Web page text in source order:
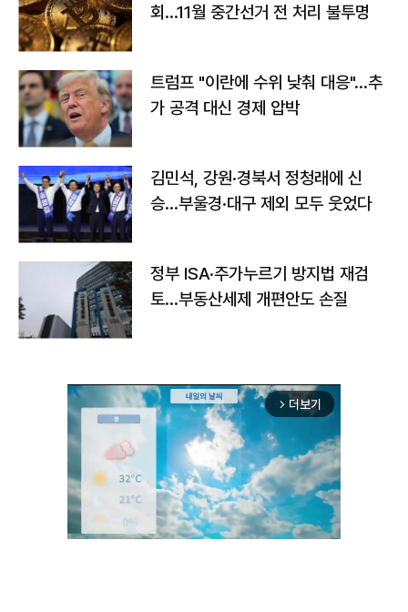
회…11월 중간선거 전 처리 불투명
트럼프 "이란에 수위 낮춰 대응"…추
가 공격 대신 경제 압박
김민석, 강원·경북서 정청래에 신
승…부울경·대구 제외 모두 웃었다
정부 ISA·주가누르기 방지법 재검
토…부동산세제 개편안도 손질
arrow_forward_ios 더보기